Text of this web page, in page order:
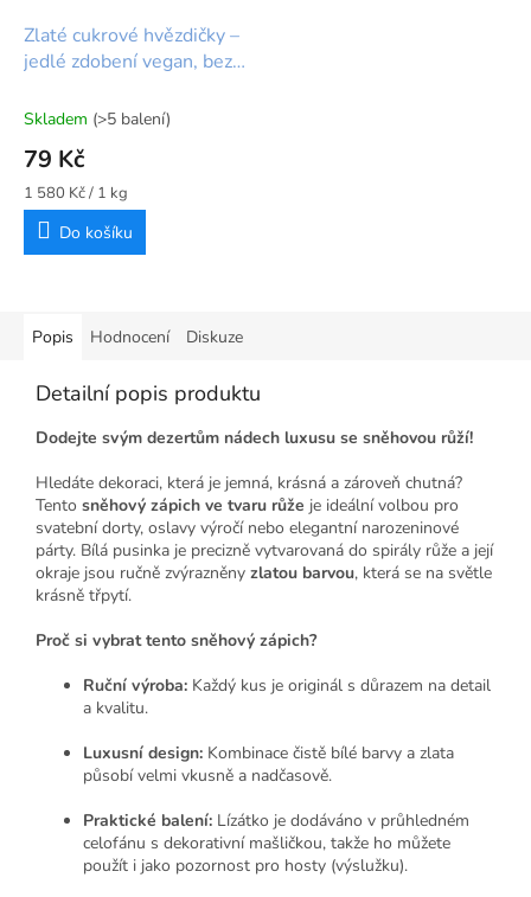
Zlaté cukrové hvězdičky –
jedlé zdobení vegan, bez
Skladem (>5 balení)
79 Kč
Měrná
cena:
1 580 Kč / 1 kg
Do košíku
Popis Hodnocení Diskuze
Detailní popis produktu
Dodejte svým dezertům nádech luxusu se sněhovou růží!
Hledáte dekoraci, která je jemná, krásná a zároveň chutná?
Tento sněhový zápich ve tvaru růže je ideální volbou pro
svatební dorty, oslavy výročí nebo elegantní narozeninové
párty. Bílá pusinka je precizně vytvarovaná do spirály růže a její
okraje jsou ručně zvýrazněny zlatou barvou, která se na světle
krásně třpytí.
Proč si vybrat tento sněhový zápich?
Ruční výroba: Každý kus je originál s důrazem na detail
a kvalitu.
Luxusní design: Kombinace čistě bílé barvy a zlata
působí velmi vkusně a nadčasově.
Praktické balení: Lízátko je dodáváno v průhledném
celofánu s dekorativní mašličkou, takže ho můžete
použít i jako pozornost pro hosty (výslužku).